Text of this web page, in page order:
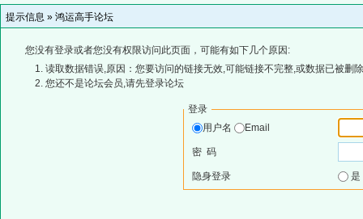
提示信息 » 鸿运高手论坛
您没有登录或者您没有权限访问此页面，可能有如下几个原因:
读取数据错误,原因：您要访问的链接无效,可能链接不完整,或数据已被删
您还不是论坛会员,请先登录论坛
登录
用户名
Email
密 码
隐身登录